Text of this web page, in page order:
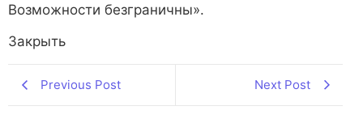
Возможности безграничны».
Закрыть
Previous Post Next Post